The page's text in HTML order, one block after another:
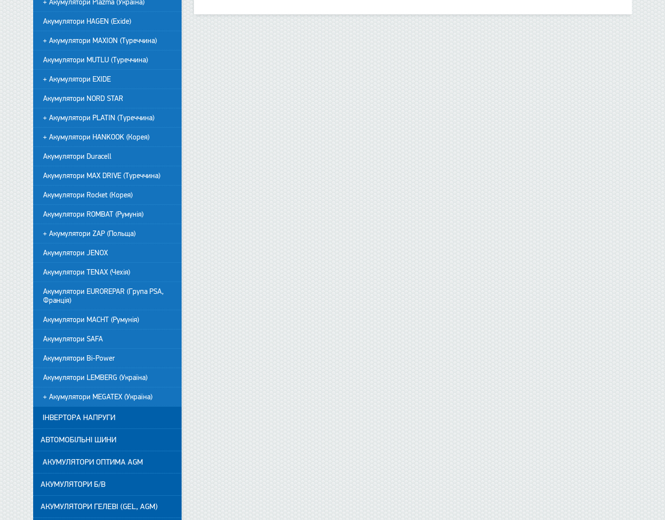
+ Акумулятори Plazma (Україна)
Акумулятори HAGEN (Exide)
+ Акумулятори MAXION (Туреччина)
Акумулятори MUTLU (Туреччина)
+ Акумулятори EXIDE
Акумулятори NORD STAR
+ Акумулятори PLATIN (Туреччина)
+ Акумулятори HANKOOK (Корея)
Акумулятори Duracell
Акумулятори MAX DRIVE (Туреччина)
Акумулятори Rocket (Корея)
Акумулятори ROMBAT (Румунія)
+ Акумулятори ZAP (Польща)
Акумулятори JENOX
Акумулятори TENAX (Чехія)
Акумулятори EUROREPAR (Група PSA,
Франція)
Акумулятори MACHT (Румунія)
Акумулятори SAFA
Акумулятори Bi-Power
Акумулятори LEMBERG (Україна)
+ Акумулятори MEGATEX (Україна)
ІНВЕРТОРА НАПРУГИ
АВТОМОБІЛЬНІ ШИНИ
АКУМУЛЯТОРИ ОПТИМА AGM
АКУМУЛЯТОРИ Б/В
АКУМУЛЯТОРИ ГЕЛЕВІ (GEL, AGM)